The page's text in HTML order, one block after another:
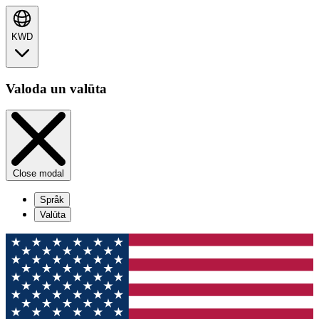
KWD
Valoda un valūta
Close modal
Språk
Valūta